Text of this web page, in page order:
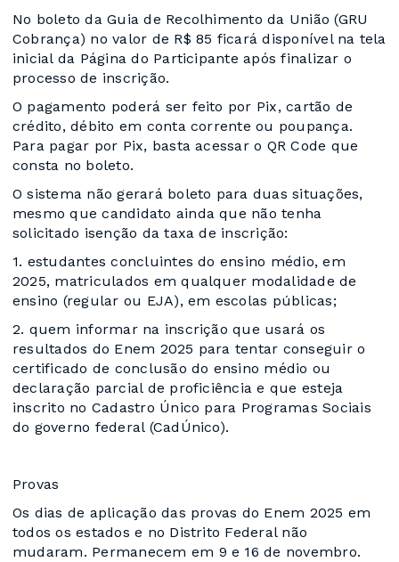
No boleto da Guia de Recolhimento da União (GRU
Cobrança) no valor de R$ 85 ficará disponível na tela
inicial da Página do Participante após finalizar o
processo de inscrição.
O pagamento poderá ser feito por Pix, cartão de
crédito, débito em conta corrente ou poupança.
Para pagar por Pix, basta acessar o QR Code que
consta no boleto.
O sistema não gerará boleto para duas situações,
mesmo que candidato ainda que não tenha
solicitado isenção da taxa de inscrição:
1. estudantes concluintes do ensino médio, em
2025, matriculados em qualquer modalidade de
ensino (regular ou EJA), em escolas públicas;
2. quem informar na inscrição que usará os
resultados do Enem 2025 para tentar conseguir o
certificado de conclusão do ensino médio ou
declaração parcial de proficiência e que esteja
inscrito no Cadastro Único para Programas Sociais
do governo federal (CadÚnico).
Provas
Os dias de aplicação das provas do Enem 2025 em
todos os estados e no Distrito Federal não
mudaram. Permanecem em 9 e 16 de novembro.